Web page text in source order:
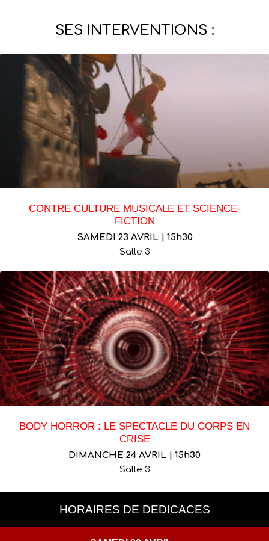
SES INTERVENTIONS :
CONTRE CULTURE MUSICALE ET SCIENCE-
FICTION
SAMEDI 23 AVRIL | 15h30
Salle 3
BODY HORROR : LE SPECTACLE DU CORPS EN
CRISE
DIMANCHE 24 AVRIL | 15h30
Salle 3
HORAIRES DE DEDICACES